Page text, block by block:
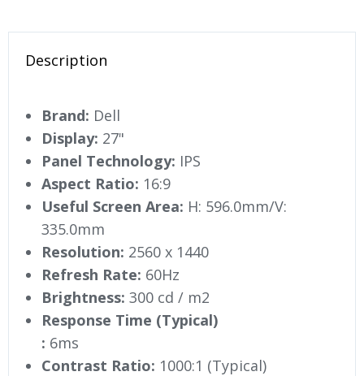
Description
Brand: Dell
Display: 27"
Panel Technology: IPS
Aspect Ratio: 16:9
Useful Screen Area: H: 596.0mm/V:
335.0mm
Resolution: 2560 x 1440
Refresh Rate: 60Hz
Brightness: 300 cd / m2
Response Time (Typical)
: 6ms
Contrast Ratio: 1000:1 (Typical)